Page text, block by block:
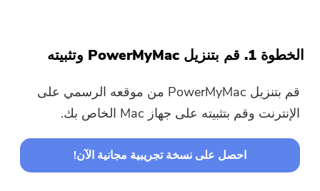
الخطوة 1. قم بتنزيل PowerMyMac وتثبيته
قم بتنزيل PowerMyMac من موقعه الرسمي على
الإنترنت وقم بتثبيته على جهاز Mac الخاص بك.
احصل على نسخة تجريبية مجانية الآن!